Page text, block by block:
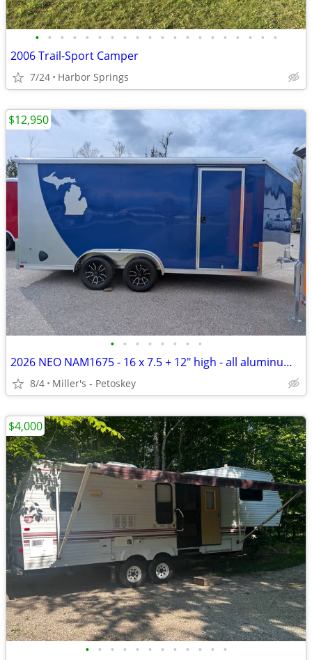
• • • • • • • • • • • • • • • • • • • •
2006 Trail-Sport Camper
7/24 Harbor Springs
• • • • • • • •
2026 NEO NAM1675 - 16 x 7.5 + 12" high - all aluminum - SXS door
8/4 Miller's - Petoskey
$12,950
• • • • • • • • • • • •
$4,000